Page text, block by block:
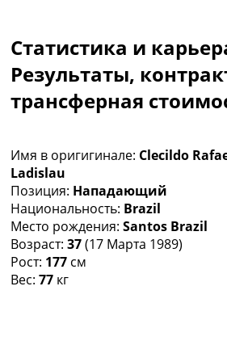
Чемпионат Мира
Украина. Премьер-Лига
Украина. Первая Лига
Лига Чемпионов
Другие Турниры >>>
Таблицы
Таблицы групп
Украина. Премьер-Лига
Украина. Первая Лига
Лига Чемпионов.
Англия. Премьер-Лига
Статистика и
Результаты,
трансферная
Имя в оригигинале: Clecildo
Ladislau
Позиция: Нападающий
Национальность: Brazil
Место рождения: Santos Brazil
Возраст: 37(17 Марта 1989)
Рост: 177 см
Вес: 77 кг